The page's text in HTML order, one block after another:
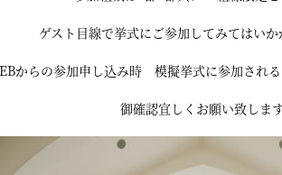
ゲスト目線で挙式にご参加してみてはいか
からの参加申し込み時 模擬挙式に参加され
御確認宜しくお願い致しま